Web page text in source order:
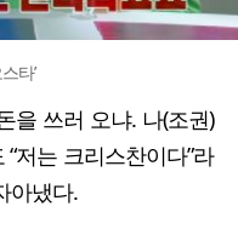
타’
을 쓰러 오냐. 나(조권)
저는 크리스찬이다”라
아냈다.